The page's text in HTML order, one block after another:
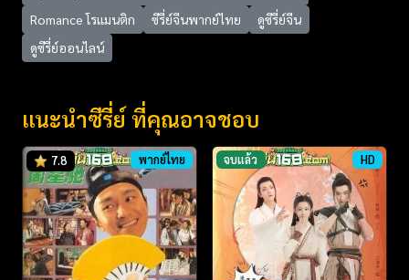
Romance โรแมนติก
ซีรี่ย์จีนพากย์ไทย
ดูซีรี่ย์จีน
ดูซีรี่ย์ออนไลน์
แนะนำซีรี่ย์ ที่คุณอาจชอบ
7.8 พากย์ไทย จบแล้ว HD